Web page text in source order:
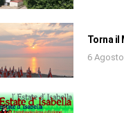
Torna il
6